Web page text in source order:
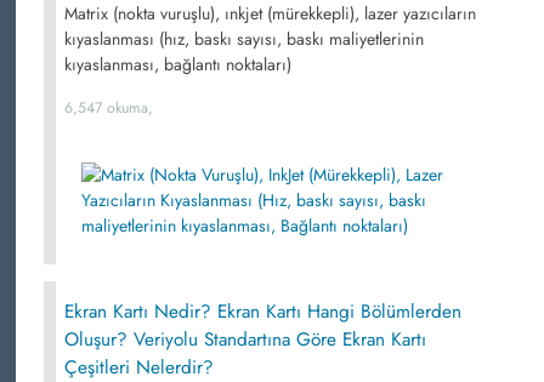
Matrix (nokta vuruşlu), ınkjet (mürekkepli), lazer yazıcıların
kıyaslanması (hız, baskı sayısı, baskı maliyetlerinin
kıyaslanması, bağlantı noktaları)
6,547 okuma,
Ekran Kartı Nedir? Ekran Kartı Hangi Bölümlerden
Oluşur? Veriyolu Standartına Göre Ekran Kartı
Çeşitleri Nelerdir?